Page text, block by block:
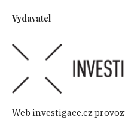
Vydavatel
Web investigace.cz